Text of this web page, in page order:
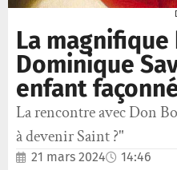
La
Dominique
enfant
La rencontre avec Don
à devenir Saint ?"
21 mars 2024 14:46